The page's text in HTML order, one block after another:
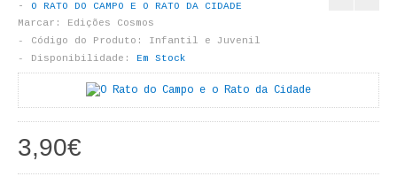
COLEÇÃO APRENDE A COLORIR
LIVROS DE PINTAR
INFANTO - JUVENIL
ANTROPOLOGIA E SOCIOLOGIA
COLEÇÃO RAÍZES
O RATO DO CAMPO E O RATO DA CIDADE
Marcar:
Edições Cosmos
Código do Produto:
Infantil e Juvenil
Disponibilidade:
Em Stock
3,90€